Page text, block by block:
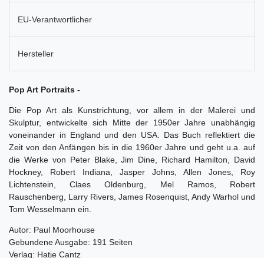
EU-Verantwortlicher
Hersteller
Pop Art Portraits -
Die Pop Art als Kunstrichtung, vor allem in der Malerei und
Skulptur, entwickelte sich Mitte der 1950er Jahre unabhängig
voneinander in England und den USA. Das Buch reflektiert die
Zeit von den Anfängen bis in die 1960er Jahre und geht u.a. auf
die Werke von Peter Blake, Jim Dine, Richard Hamilton, David
Hockney, Robert Indiana, Jasper Johns, Allen Jones, Roy
Lichtenstein, Claes Oldenburg, Mel Ramos, Robert
Rauschenberg, Larry Rivers, James Rosenquist, Andy Warhol und
Tom Wesselmann ein.
Autor: Paul Moorhouse
Gebundene Ausgabe: 191 Seiten
Verlag: Hatje Cantz